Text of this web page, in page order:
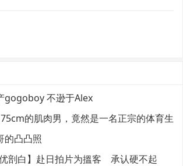
gogoboy 不逊于Alex
的肌肉男，竟然是一名正宗的体育生
的凸凸照
优剖白】赴日拍片为搵客 承认硬不起